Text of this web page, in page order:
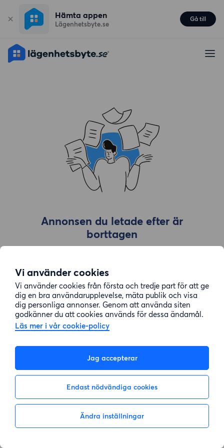
Vi använder cookies
Vi använder cookies från första och tredje part för att ge
dig en bra användarupplevelse, mäta publik och visa
dig personliga annonser. Genom att använda siten
godkänner du att cookies används för dessa ändamål.
Läs mer i vår cookie-policy
Jag accepterar
Endast nödvändiga cookies
Ändra inställningar
Hämta appen
Lägenhetsbyte.se
Gå till
Annonsen du letade efter är
borttagen
Gå till sök